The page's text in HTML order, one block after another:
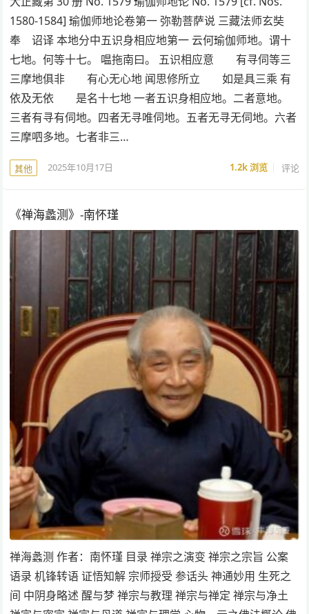
1580-1584] 瑜伽师地论卷第一 弥勒菩萨说 三藏法师玄奘
奉 诏译 本地分中五识身相应地第一 云何瑜伽师地。谓十
七地。何等十七。 嗢拖南曰。 五识相应意 有寻伺等三
三摩地俱非 有心无心地 闻思修所立 如是具三乘 有
依及无依 是名十七地 一者五识身相应地。二者意地。
三者有寻有伺地。四者无寻唯伺地。五者无寻无伺地。六者
三摩呬多地。七者非三…
其他 2025年10月17日 1.2k浏览 评论
《禅海蠡测》-南怀瑾
禅海蠡测 作者：南怀瑾 目录 禅宗之演变 禅宗之宗旨 公案
语录 机锋转语 证悟知解 宗师授受 参话头 神通妙用 生死之
间 中阴身略述 醒与梦 禅宗与教理 禅宗与禅定 禅宗与净土